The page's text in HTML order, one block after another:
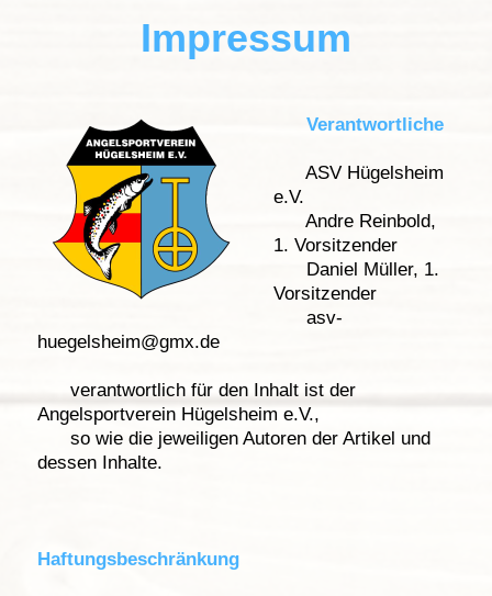
Impressum
Verantwortliche
ASV Hügelsheim
e.V.
Andre Reinbold,
1. Vorsitzender
Daniel Müller, 1.
Vorsitzender
asv-
huegelsheim@gmx.de
verantwortlich für den Inhalt ist der
Angelsportverein Hügelsheim e.V.,
so wie die jeweiligen Autoren der Artikel und
dessen Inhalte.
Haftungsbeschränkung